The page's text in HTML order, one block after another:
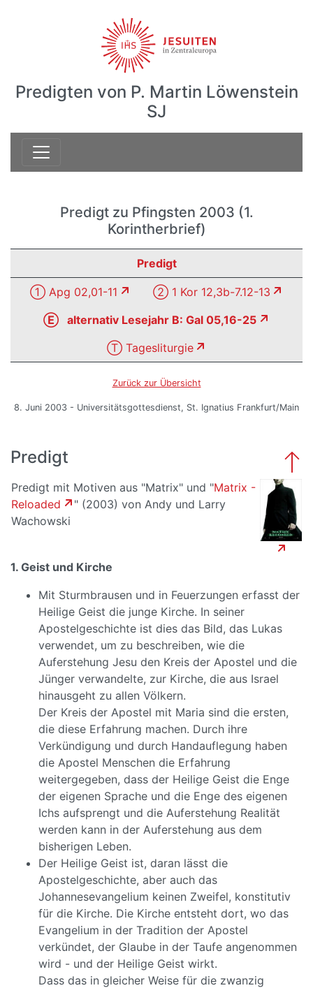
Predigten von P. Martin Löwenstein
SJ
Predigt zu Pfingsten 2003 (1.
Korintherbrief)
Predigt
① Apg 02,01-11
② 1 Kor 12,3b-7.12-13
Ⓔ alternativ Lesejahr B: Gal 05,16-25
Ⓣ Tagesliturgie
Zurück zur Übersicht
8. Juni 2003 - Universitätsgottesdienst, St. Ignatius Frankfurt/Main
Predigt
Predigt mit Motiven aus "Matrix" und "Matrix -
Reloaded
" (2003) von Andy und Larry
Wachowski
1. Geist und Kirche
Mit Sturmbrausen und in Feuerzungen erfasst der
Heilige Geist die junge Kirche. In seiner
Apostelgeschichte ist dies das Bild, das Lukas
verwendet, um zu beschreiben, wie die
Auferstehung Jesu den Kreis der Apostel und die
Jünger verwandelte, zur Kirche, die aus Israel
hinausgeht zu allen Völkern.
Der Kreis der Apostel mit Maria sind die ersten,
die diese Erfahrung machen. Durch ihre
Verkündigung und durch Handauflegung haben
die Apostel Menschen die Erfahrung
weitergegeben, dass der Heilige Geist die Enge
der eigenen Sprache und die Enge des eigenen
Ichs aufsprengt und die Auferstehung Realität
werden kann in der Auferstehung aus dem
bisherigen Leben.
Der Heilige Geist ist, daran lässt die
Apostelgeschichte, aber auch das
Johannesevangelium keinen Zweifel, konstitutiv
für die Kirche. Die Kirche entsteht dort, wo das
Evangelium in der Tradition der Apostel
verkündet, der Glaube in der Taufe angenommen
wird - und der Heilige Geist wirkt.
Dass das in gleicher Weise für die zwanzig